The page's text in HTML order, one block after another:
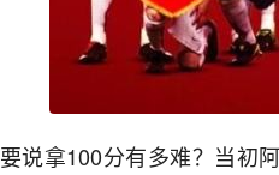
要说拿100分有多难？当初